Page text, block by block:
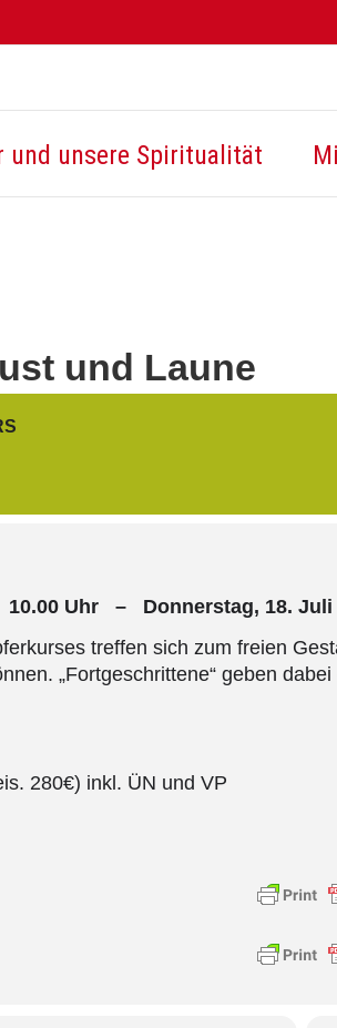
und unsere Spiritualität
und Laune
10.00 Uhr – Donnerstag, 18.
treffen sich zum freien
„Fortgeschrittene“ geben
280€) inkl. ÜN und VP